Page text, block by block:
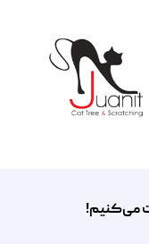
می‌کنیم!